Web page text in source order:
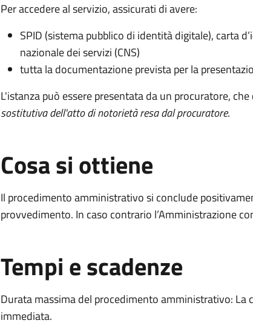
Per accedere al servizio, assicurati di avere:
SPID (sistema pubblico di identità digitale), carta
nazionale dei servizi (CNS)
tutta la documentazione prevista per la
L'istanza può essere presentata da un procuratore,
sostitutiva dell'atto di notorietà resa dal procuratore.
Cosa si ottiene
Il procedimento amministrativo si conclude
provvedimento. In caso contrario l’Amministrazione
Tempi e scadenze
Durata massima del procedimento amministrativo: La
immediata.